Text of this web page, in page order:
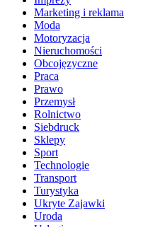
Marketing i reklama
Moda
Motoryzacja
Nieruchomości
Obcojęzyczne
Praca
Prawo
Przemysł
Rolnictwo
Siebdruck
Sklepy
Sport
Technologie
Transport
Turystyka
Ukryte Zajawki
Uroda